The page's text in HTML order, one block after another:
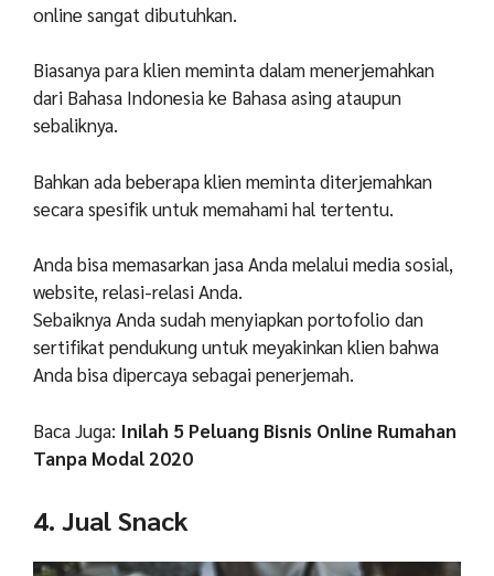
online sangat dibutuhkan.
Biasanya para klien meminta dalam menerjemahkan
dari Bahasa Indonesia ke Bahasa asing ataupun
sebaliknya.
Bahkan ada beberapa klien meminta diterjemahkan
secara spesifik untuk memahami hal tertentu.
Anda bisa memasarkan jasa Anda melalui media sosial,
website, relasi-relasi Anda.
Sebaiknya Anda sudah menyiapkan portofolio dan
sertifikat pendukung untuk meyakinkan klien bahwa
Anda bisa dipercaya sebagai penerjemah.
Baca Juga: Inilah 5 Peluang Bisnis Online Rumahan
Tanpa Modal 2020
4. Jual Snack